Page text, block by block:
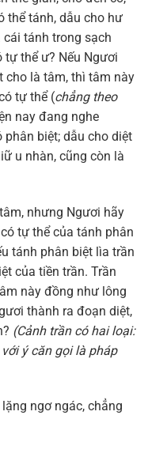
thể tánh, dẫu cho hư
tánh trong sạch
thể ư? Nếu Ngươi
cho là tâm, thì tâm này
tự thể (chẳng theo
nay đang nghe
biệt; dẫu cho diệt
u nhàn, cũng còn là
nhưng Ngươi hãy
tự thể của tánh phân
tánh phân biệt lìa trần
của tiền trần. Trần
này đồng như lông
thành ra đoạn diệt,
(Cảnh trần có hai loại:
ý căn gọi là pháp
ngơ ngác, chẳng